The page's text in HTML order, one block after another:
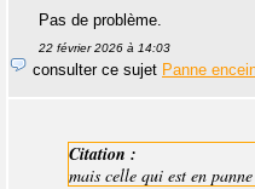
Pas de problème.
22 février 2026 à 14:03
consulter ce sujet Panne
Citation :
mais celle qui est en